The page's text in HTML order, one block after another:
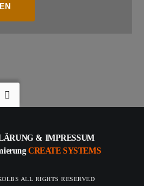
& IMPRESSUM
CREATE SYSTEMS
ALL RIGHTS RESERVED